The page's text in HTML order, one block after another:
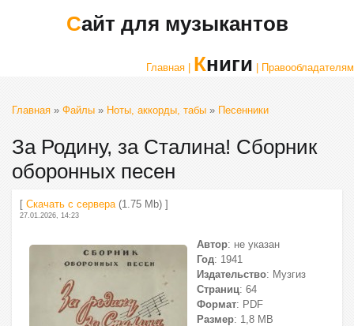
Сайт для музыкантов
Главная | Книги | Правообладателям
Главная » Файлы » Ноты, аккорды, табы » Песенники
За Родину, за Сталина! Сборник
оборонных песен
[ Скачать с сервера(1.75 Mb) ]
27.01.2026, 14:23
Автор: не указан
Год: 1941
Издательство: Музгиз
Страниц: 64
Формат: PDF
Размер: 1,8 МВ